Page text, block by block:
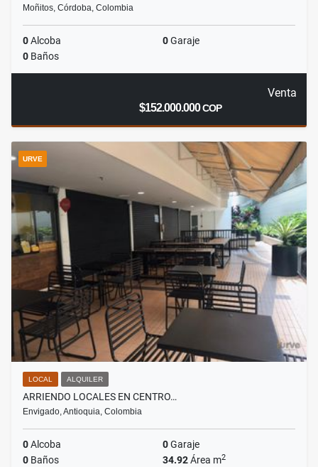
Moñitos, Córdoba, Colombia
0Alcoba 0Garaje
0 Baños
Venta
$152.000.000COP
URVE
LOCAL ALQUILER
ARRIENDO LOCALES EN CENTRO…
Envigado, Antioquia, Colombia
0Alcoba 0Garaje
0 Baños 34.92Área m2